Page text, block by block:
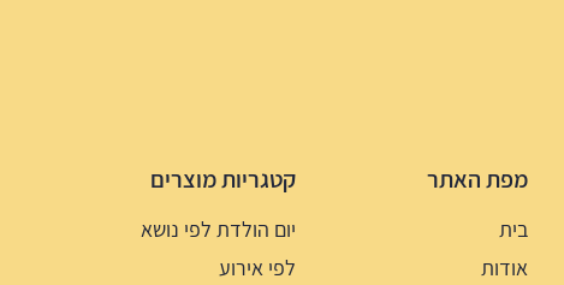
מפת האתר
בית
אודות
קטגריות מוצרים
יום הולדת לפי נושא
לפי אירוע